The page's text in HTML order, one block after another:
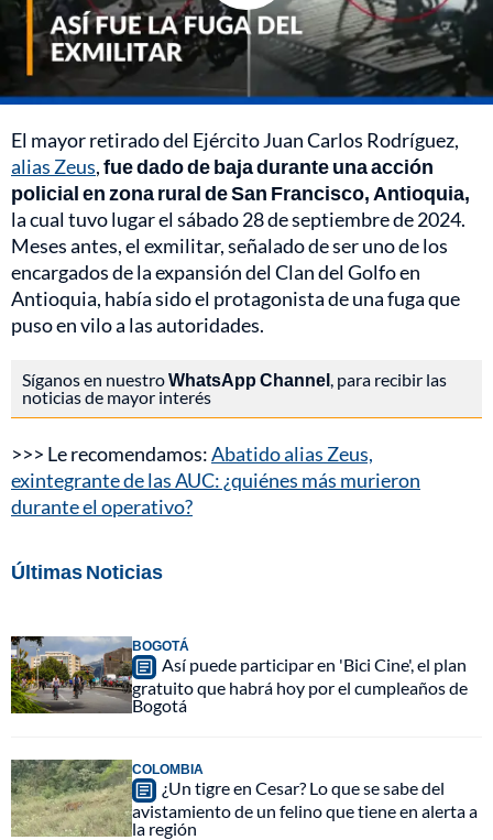
El mayor retirado del Ejército Juan Carlos Rodríguez,
alias Zeus,fue dado de baja durante una acción
policial en zona rural de San Francisco, Antioquia,
la cual tuvo lugarel sábado 28 de septiembre de 2024.
Meses antes, el exmilitar, señalado de ser uno de los
encargados de la expansión del Clan del Golfo en
Antioquia, había sido el protagonista de una fuga que
puso en vilo a las autoridades.
Síganos en nuestroWhatsApp Channel , para recibir las
noticias de mayor interés
>>> Le recomendamos:Abatido alias Zeus,
exintegrante de las AUC: ¿quiénes más murieron
durante el operativo?
Últimas Noticias
BOGOTÁ
Así puede participar en 'Bici Cine', el plan
gratuito que habrá hoy por el cumpleaños de
Bogotá
COLOMBIA
¿Un tigre en Cesar? Lo que se sabe del
avistamiento de un felino que tiene en alerta a
la región